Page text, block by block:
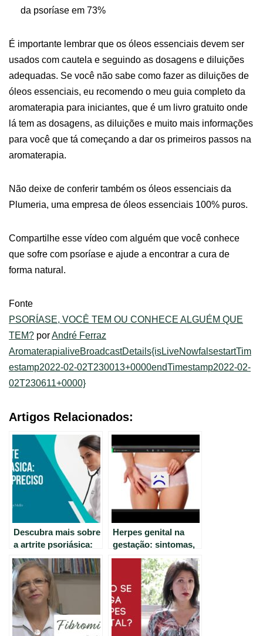
da psoríase em 73%
É importante lembrar que os óleos essenciais devem ser
usados com cautela e seguindo as dosagens e diluições
adequadas. Se você não sabe como fazer as diluições de
óleos essenciais, eu recomendo o meu guia completo da
aromaterapia para iniciantes, que é um livro gratuito onde
lá tem as dosagens, as diluições e muito mais informações
para você que tá começando a dar os primeiros passos na
aromaterapia.
Não deixe de conferir também os óleos essenciais da
Plumeria, uma empresa de óleos essenciais 100% puros.
Compartilhe esse vídeo com alguém que você conhece
que sofre com psoríase e ajude a encontrar a cura de
forma natural.
Fonte
PSORÍASE, VOCÊ TEM OU CONHECE ALGUÉM QUE
TEM? porAndré Ferraz
AromaterapialiveBroadcastDetails{isLiveNowfalsestartTim
estamp2022-02-02T230013+0000endTimestamp2022-02-
02T230611+0000}
Artigos Relacionados:
Descubra mais sobre
a artrite psoriásica:
sintomas,
tratamentos e
cuidados
Herpes genital na
gestação: sintomas,
tratamentos e
cuidados